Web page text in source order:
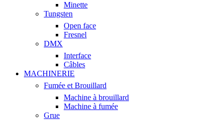
Minette
Tungsten
Open face
Fresnel
DMX
Interface
Câbles
MACHINERIE
Fumée et Brouillard
Machine à brouillard
Machine à fumée
Grue